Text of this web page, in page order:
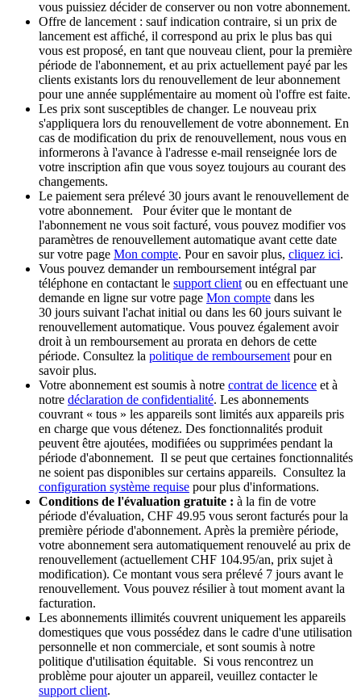
vous puissiez décider de conserver ou non votre abonnement.
Offre de lancement : sauf indication contraire, si un prix de
lancement est affiché, il correspond au prix le plus bas qui
vous est proposé, en tant que nouveau client, pour la première
période de l'abonnement, et au prix actuellement payé par les
clients existants lors du renouvellement de leur abonnement
pour une année supplémentaire au moment où l'offre est faite.
Les prix sont susceptibles de changer. Le nouveau prix
s'appliquera lors du renouvellement de votre abonnement. En
cas de modification du prix de renouvellement, nous vous en
informerons à l'avance à l'adresse e-mail renseignée lors de
votre inscription afin que vous soyez toujours au courant des
changements.
Le paiement sera prélevé 30 jours avant le renouvellement de
votre abonnement. Pour éviter que le montant de
l'abonnement ne vous soit facturé, vous pouvez modifier vos
paramètres de renouvellement automatique avant cette date
sur votre page Mon compte. Pour en savoir plus, cliquez ici.
Vous pouvez demander un remboursement intégral par
téléphone en contactant le support client ou en effectuant une
demande en ligne sur votre page Mon compte dans les
30 jours suivant l'achat initial ou dans les 60 jours suivant le
renouvellement automatique. Vous pouvez également avoir
droit à un remboursement au prorata en dehors de cette
période. Consultez la politique de remboursement pour en
savoir plus.
Votre abonnement est soumis à notre contrat de licence et à
notre déclaration de confidentialité. Les abonnements
couvrant « tous » les appareils sont limités aux appareils pris
en charge que vous détenez. Des fonctionnalités produit
peuvent être ajoutées, modifiées ou supprimées pendant la
période d'abonnement. Il se peut que certaines fonctionnalités
ne soient pas disponibles sur certains appareils. Consultez la
configuration système requise pour plus d'informations.
Conditions de l'évaluation gratuite : à la fin de votre
période d'évaluation, CHF 49.95 vous seront facturés pour la
première période d'abonnement. Après la première période,
votre abonnement sera automatiquement renouvelé au prix de
renouvellement (actuellement CHF 104.95/an, prix sujet à
modification). Ce montant vous sera prélevé 7 jours avant le
renouvellement. Vous pouvez résilier à tout moment avant la
facturation. ​
Les abonnements illimités couvrent uniquement les appareils
domestiques que vous possédez dans le cadre d'une utilisation
personnelle et non commerciale, et sont soumis à notre
politique d'utilisation équitable. Si vous rencontrez un
problème pour ajouter un appareil, veuillez contacter le
support client.